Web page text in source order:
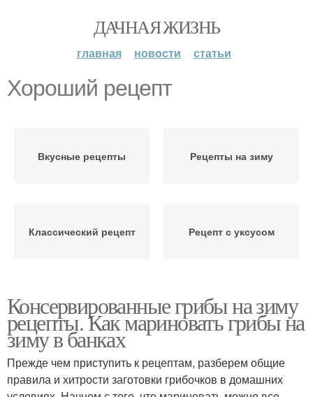
ДАЧНАЯ ЖИЗНЬ
главная новости статьи
Хороший рецепт
Вкусные рецепты Рецепты на зиму
Классический рецепт Рецепт с уксусом
Консервированные грибы на зиму
рецепты. Как мариновать грибы на
зиму в банках
Прежде чем приступить к рецептам, разберем общие
правила и хитрости заготовки грибочков в домашних